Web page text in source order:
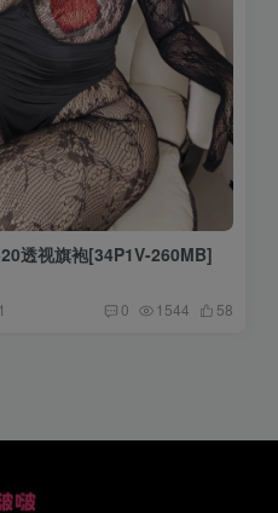
透视旗袍[34P1V-260MB]
0 1544 58